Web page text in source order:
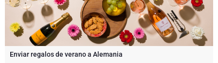
Regalos de Champán
Regalos exclusivos de Champán
Enviar una botella de champán
VINO
Regalos de vino
Enviar una botella de vino
OTRAS BEBIDAS
Enviar una botella de champán
CHOCOLATE
Enviar regalos de verano a Alemania